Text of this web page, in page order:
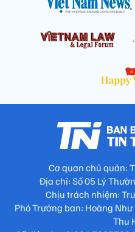
Cơ quan chủ quản:
Địa chỉ: Số 05 Lý
Chịu trách nhiệm:
Phó Trưởng ban: Hoàng
Thu